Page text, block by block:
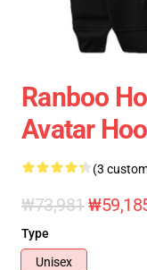
Ranboo
Avatar
(3
₩73,981
Type
Unisex